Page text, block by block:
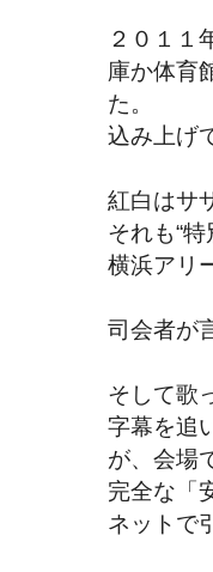
２０１１
庫か体育
た。
込み上げ
紅白はサ
それも“特
横浜アリ
司会者が
そして歌
字幕を追
が、会場
完全な「
ネットで